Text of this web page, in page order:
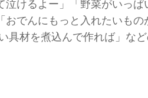
けるよー」「野菜がいっぱ
でんにもっと入れたいもの
具材を煮込んで作れば」な